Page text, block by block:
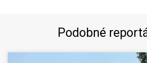
Podobné